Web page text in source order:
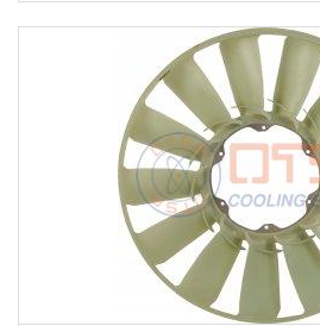
Land Rover (19)
Genleşme Tankı (43)
Pervane (201)
Pnömatik Kontrollü Fan Termik (1)